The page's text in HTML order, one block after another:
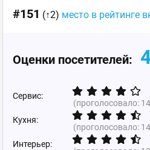
#151 (↑2) место в рейтинге
Оценки посетителей:
Сервис:
(проголосовало: 14
Кухня:
(проголосовало: 14
Интерьер: